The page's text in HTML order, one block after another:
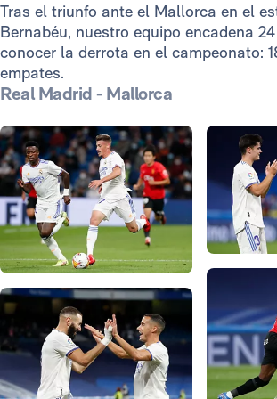
Tras el triunfo ante el Mallorca en el
Bernabéu, nuestro equipo encadena
conocer la derrota en el campeonato:
empates.
Real Madrid - Mallorca